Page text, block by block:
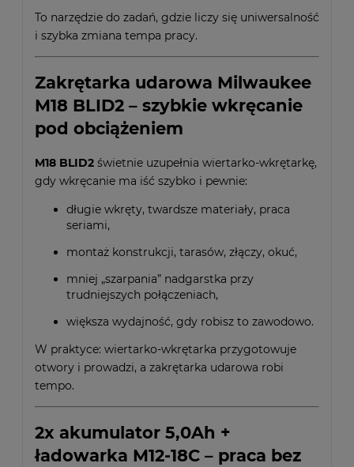
To narzędzie do zadań, gdzie liczy się uniwersalność
i szybka zmiana tempa pracy.
Zakrętarka udarowa Milwaukee
M18 BLID2 – szybkie wkręcanie
pod obciążeniem
M18 BLID2 świetnie uzupełnia wiertarko-wkrętarkę,
gdy wkręcanie ma iść szybko i pewnie:
długie wkręty, twardsze materiały, praca
seriami,
montaż konstrukcji, tarasów, złączy, okuć,
mniej „szarpania” nadgarstka przy
trudniejszych połączeniach,
większa wydajność, gdy robisz to zawodowo.
W praktyce: wiertarko-wkrętarka przygotowuje
otwory i prowadzi, a zakrętarka udarowa robi
tempo.
2x akumulator 5,0Ah +
ładowarka M12-18C – praca bez